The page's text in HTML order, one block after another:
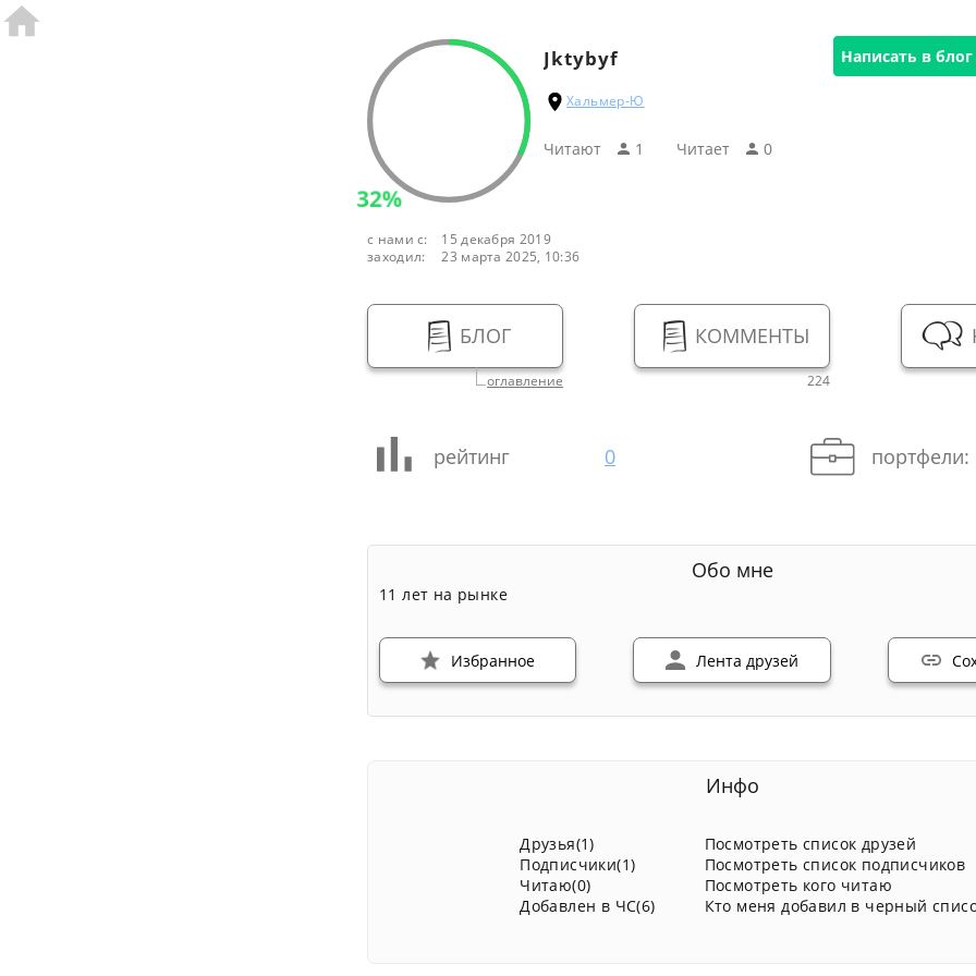
32%
Jktybyf
Хальмер-Ю
Читают 1 Читаeт 0
Написать в блог
с нами с:
15 декабря 2019
заходил:
23 марта 2025, 10:36
БЛОГ
оглавление
КОММЕНТЫ
224
рейтинг 0 портфели:
Обо мне
11 лет на рынке
Избранное Лента друзей
Инфо
Друзья(1)
Подписчики(1)
Читаю(0)
Добавлен в ЧС(6)
Посмотреть список друзей
Посмотреть список подписчиков
Посмотреть кого читаю
Кто меня добавил в черный